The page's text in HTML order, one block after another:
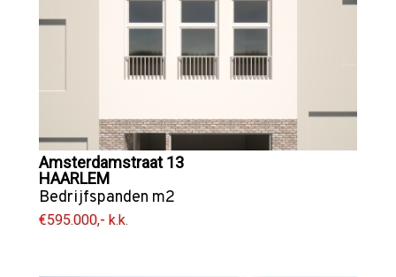
Amsterdamstraat 13
HAARLEM
Bedrijfspanden m2
€595.000,- k.k.